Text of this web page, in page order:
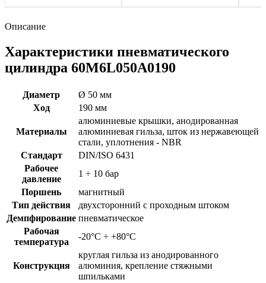
Описание
Характеристики пневматического
цилиндра 60M6L050A0190
Диаметр
Ø 50 мм
Ход
190 мм
Материалы
алюминиевые крышки, анодированная
алюминиевая гильза, шток из нержавеющей
стали, уплотнения - NBR
Стандарт
DIN/ISO 6431
Рабочее
давление
1 ÷ 10 бар
Поршень
магнитный
Тип действия
двухсторонний с проходным штоком
Демпфирование пневматическое
Рабочая
температура
-20°C ÷ +80°C
Конструкция
круглая гильза из анодированного
алюминия, крепление стяжными
шпильками